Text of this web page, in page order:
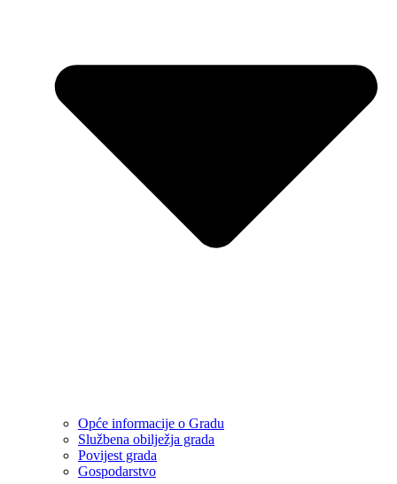
Opće informacije o Gradu
Službena obilježja grada
Povijest grada
Gospodarstvo